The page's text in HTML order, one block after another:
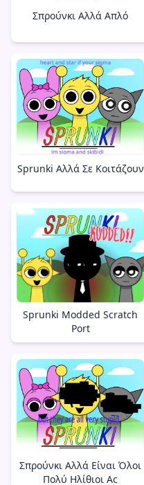
Σπρούνκι Αλλά Απλό
Sprunki Αλλά Σε Κοιτάζουν
Sprunki Modded Scratch
Port
Σπρούνκι Αλλά Είναι Όλοι
Πολύ Ηλίθιοι Ac